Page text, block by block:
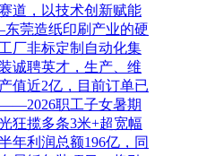
道，以技术创新赋能
莞造纸印刷产业的硬
厂非标定制自动化集
诚聘英才，生产、维
值近2亿，目前订单已
职工子女暑期
狂揽多条3米+超宽幅
年利润总额196亿，同